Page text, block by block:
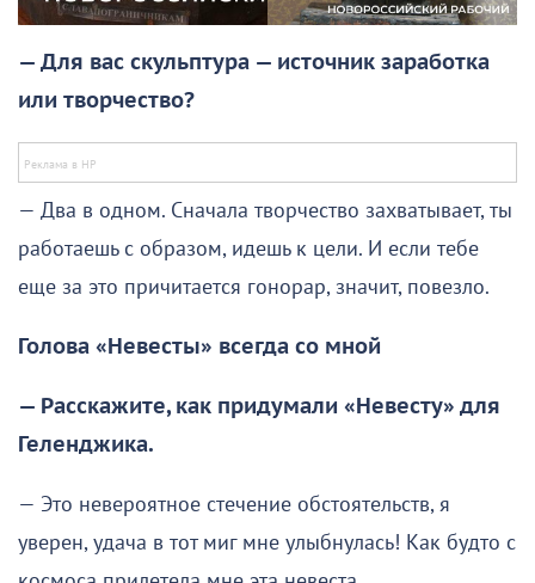
— Для вас скульптура — источник заработка
или творчество?
— Два в одном. Сначала творчество захватывает, ты
работаешь с образом, идешь к цели. И если тебе
еще за это причитается гонорар, значит, повезло.
Голова «Невесты» всегда со мной
— Расскажите, как придумали «Невесту» для
Геленджика.
— Это невероятное стечение обстоятельств, я
уверен, удача в тот миг мне улыбнулась! Как будто с